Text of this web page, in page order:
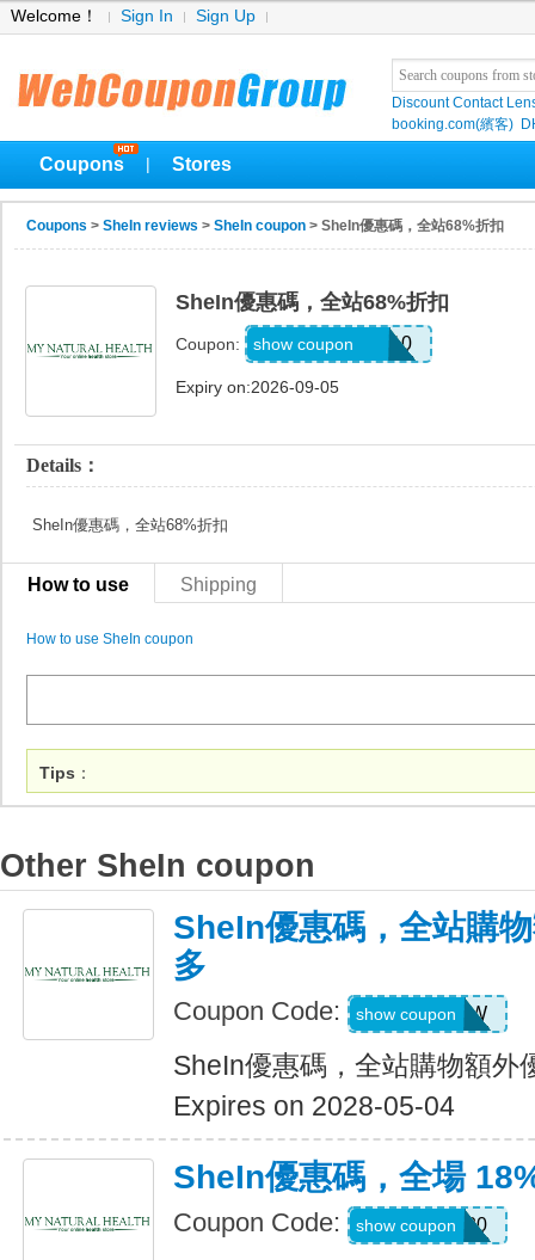
Welcome！ Sign In Sign Up
Discount Contact
booking.com(繽客)
Coupons Stores
Coupons > SheIn reviews > SheIn coupon > SheIn優惠碼，全站68%折扣
SheIn優惠碼，全站68%折扣
Coupon: uguszx26042210
show coupon
Expiry on:2026-09-05
Details：
SheIn優惠碼，全站68%折扣
How to use Shipping
How to use SheIn coupon
Tips ：
Other SheIn coupon
SheIn優惠碼，全站購
多
Coupon Code: US04184W
show coupon
SheIn優惠碼，全站購物額外
Expires on 2028-05-04
SheIn優惠碼，全場
Coupon Code: JULY0B20
show coupon